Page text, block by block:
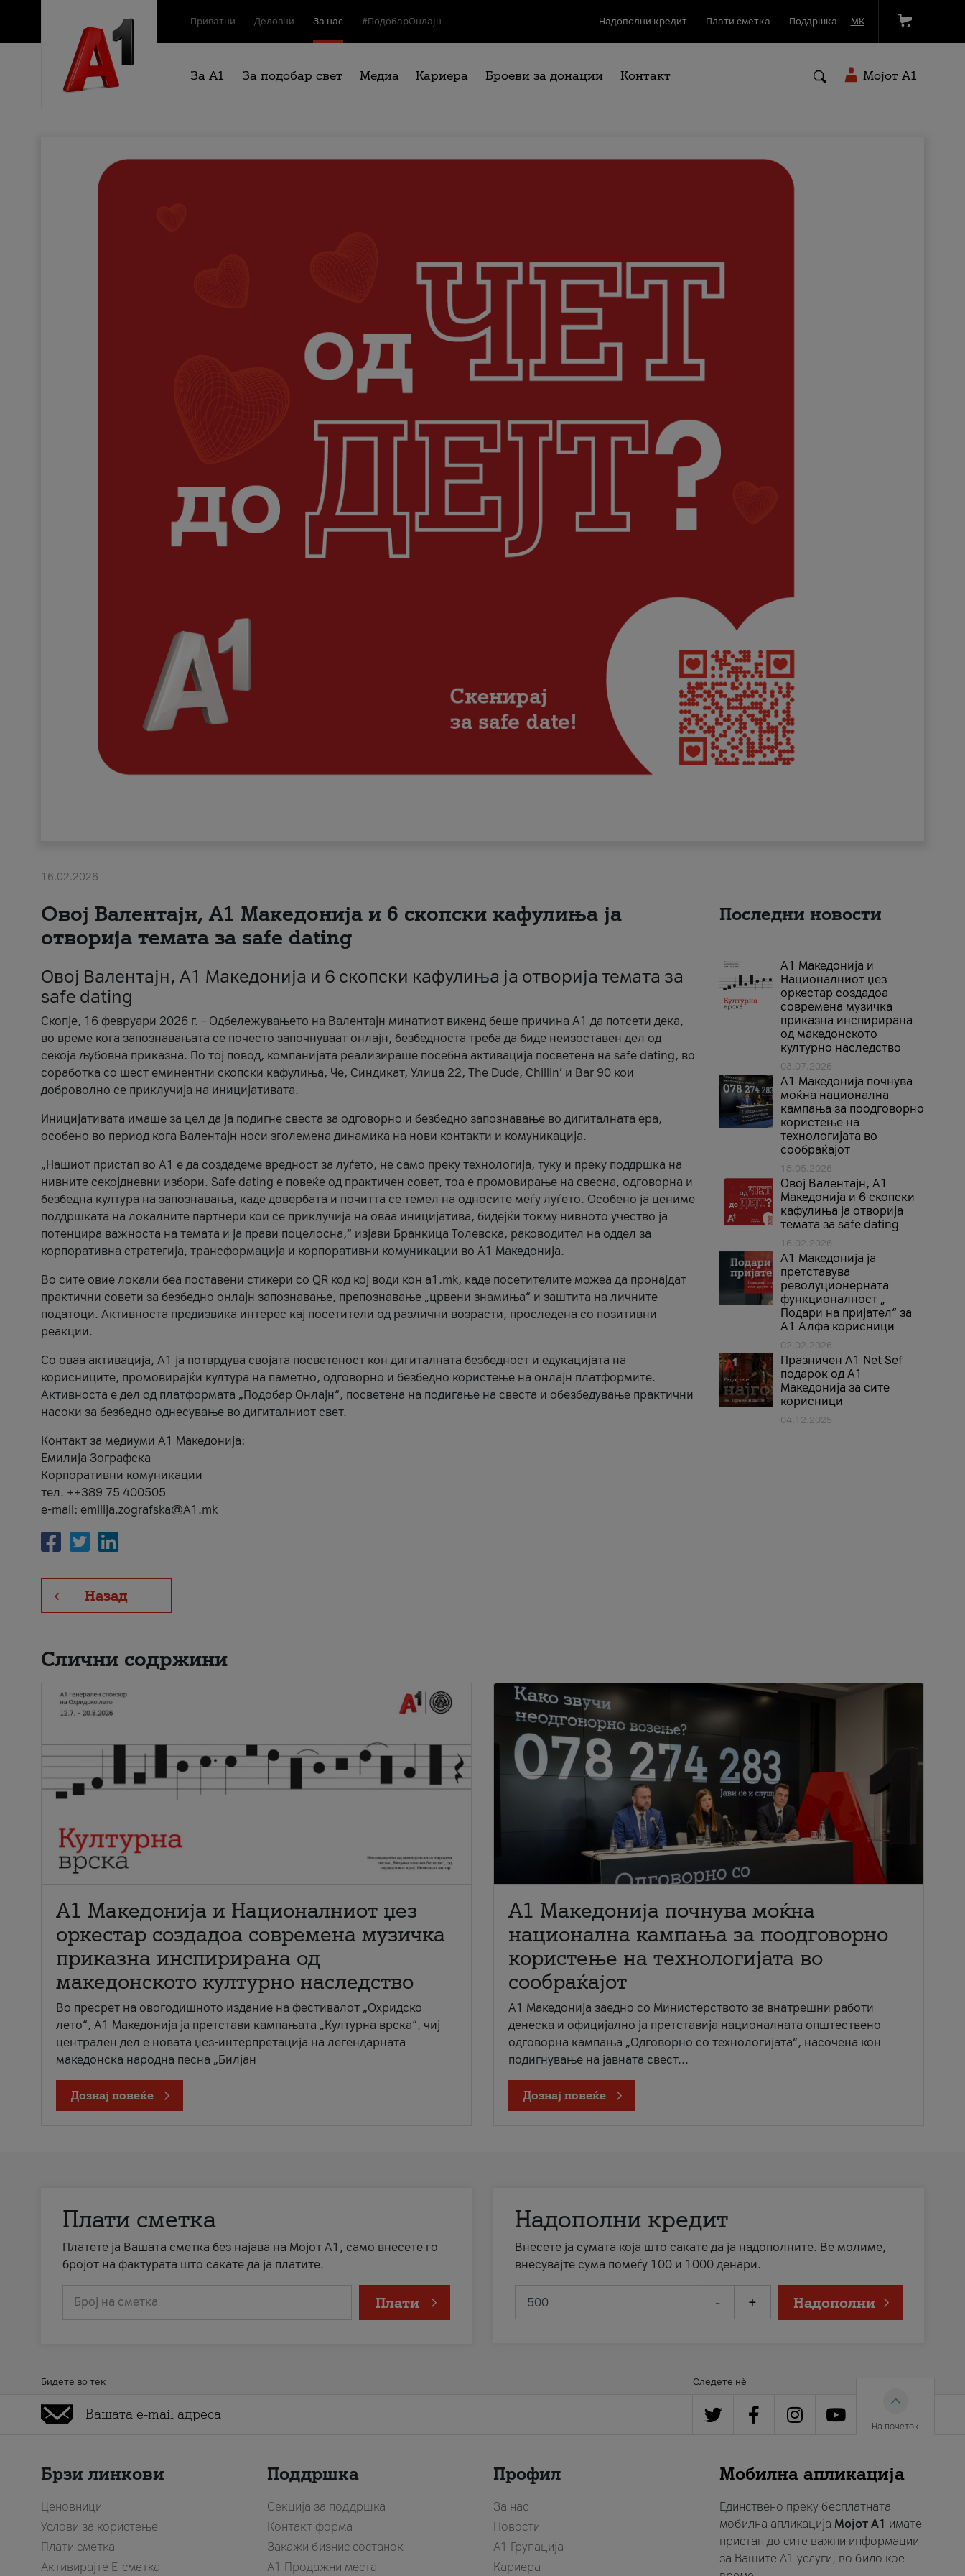
Приватни Деловни За нас #ПодобарОнлајн Надополни кредит Плати сметка Поддршка МК
За А1 За подобар свет Медиа Кариера Броеви за донации Контакт Мојот A1
16.02.2026
Овој Валентајн, A1 Македонија и 6 скопски кафулиња ја
отворија темата за safe dating
Овој Валентајн, A1 Македонија и 6 скопски кафулиња ја отворија темата за
safe dating
Скопје, 16 февруари 2026 г. – Одбележувањето на Валентајн минатиот викенд беше причина А1 да потсети дека,
во време кога запознавањата се почесто започнуваат онлајн, безбедноста треба да биде неизоставен дел од
секоја љубовна приказна. По тој повод, компанијата реализираше посебна активација посветена на safe dating, во
соработка со шест еминентни скопски кафулиња, Че, Синдикат, Улица 22, The Dude, Chillin’ и Bar 90 кои
доброволно се приклучија на иницијативата.
Иницијативата имаше за цел да ја подигне свеста за одговорно и безбедно запознавање во дигиталната ера,
особено во период кога Валентајн носи зголемена динамика на нови контакти и комуникација.
„Нашиот пристап во А1 е да создадеме вредност за луѓето, не само преку технологија, туку и преку поддршка на
нивните секојдневни избори. Safe dating е повеќе од практичен совет, тоа е промовирање на свесна, одговорна и
безбедна култура на запознавања, каде довербата и почитта се темел на односите меѓу луѓето. Особено ја цениме
поддршката на локалните партнери кои се приклучија на оваа иницијатива, бидејќи токму нивното учество ја
потенцира важноста на темата и ја прави поцелосна,“ изјави Бранкица Толевска, раководител на оддел за
корпоративна стратегија, трансформација и корпоративни комуникации во А1 Македонија.
Во сите овие локали беа поставени стикери со QR код кој води кон a1.mk, каде посетителите можеа да пронајдат
практични совети за безбедно онлајн запознавање, препознавање „црвени знамиња“ и заштита на личните
податоци. Активноста предизвика интерес кај посетители од различни возрасти, проследена со позитивни
реакции.
Со оваа активација, А1 ја потврдува својата посветеност кон дигиталната безбедност и едукацијата на
корисниците, промовирајќи култура на паметно, одговорно и безбедно користење на онлајн платформите.
Активноста е дел од платформата „Подобар Онлајн“, посветена на подигање на свеста и обезбедување практични
насоки за безбедно однесување во дигиталниот свет.
Контакт за медиуми А1 Македонија:
Емилија Зографска
Корпоративни комуникации
тел. ++389 75 400505
e-mail: emilija.zografska@A1.mk
Назад
Последни новости
А1 Македонија и
Националниот џез
оркестар создадоа
современа музичка
приказна инспирирана
од македонското
културно наследство
03.07.2026
A1 Македонија почнува
моќна национална
кампања за поодговорно
користење на
технологијата во
сообраќајот
18.05.2026
Овој Валентајн, A1
Македонија и 6 скопски
кафулиња ја отворија
темата за safe dating
16.02.2026
А1 Македонија ја
претставува
револуционерната
функционалност „
Подари на пријател“ за
А1 Алфа корисници
02.02.2026
Празничен A1 Net Sеf
подарок од А1
Македонија за сите
корисници
04.12.2025
Слични содржини
А1 Македонија и Националниот џез
оркестар создадоа современа музичка
приказна инспирирана од
македонското културно наследство
Во пресрет на овогодишното издание на фестивалот „Охридско
лето“, А1 Македонија ја претстави кампањата „Културна врска“, чиј
централен дел е новата џез-интерпретација на легендарната
македонска народна песна „Билјан
Дознај повеќе
A1 Македонија почнува моќна
национална кампања за поодговорно
користење на технологијата во
сообраќајот
A1 Македонија заедно со Министерството за внатрешни работи
денеска и официјално ја претставија националната општествено
одговорна кампања „Одговорно со технологијата“, насочена кон
подигнување на јавната свест...
Дознај повеќе
Плати сметка
Платете ја Вашата сметка без најава на Мојот А1, само внесете го
бројот на фактурата што сакате да ја платите.
Број на сметка Плати
Надополни кредит
Внесете ја сумата која што сакате да ја надополните. Ве молиме,
внесувајте сума помеѓу 100 и 1000 денари.
- + Надополни
Бидете во тек Следете нè
На почеток
Брзи линкови
Ценовници
Услови за користење
Плати сметка
Активирајте Е-сметка
Поддршка
Секција за поддршка
Контакт форма
Закажи бизнис состанок
A1 Продажни места
Профил
За нас
Новости
А1 Групација
Кариера
Мобилна апликација
Единствено преку бесплатната
мобилна апликација Мојот A1 имате
пристап до сите важни информации
за Вашите A1 услуги, во било кое